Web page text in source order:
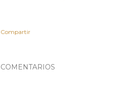
Compartir
COMENTARIOS